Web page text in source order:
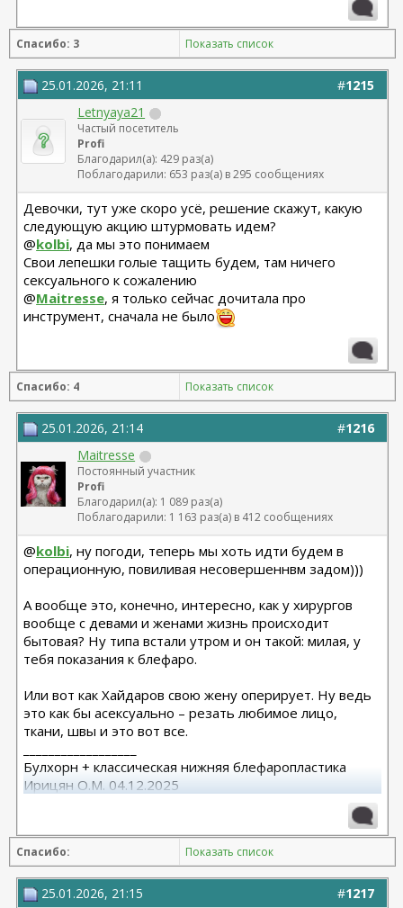
Спасибо: 3 Показать список
#1215
25.01.2026, 21:11
Letnyaya21
Частый посетитель
Profi
Благодарил(а): 429 раз(а)
Поблагодарили: 653 раз(а) в 295 сообщениях
Девочки, тут уже скоро усё, решение скажут, какую
следующую акцию штурмовать идем?
@kolbi, да мы это понимаем
Свои лепешки голые тащить будем, там ничего
сексуального к сожалению
@Maitresse, я только сейчас дочитала про
инструмент, сначала не было
Спасибо: 4 Показать список
#1216
25.01.2026, 21:14
Maitresse
Постоянный участник
Profi
Благодарил(а): 1 089 раз(а)
Поблагодарили: 1 163 раз(а) в 412 сообщениях
@kolbi, ну погоди, теперь мы хоть идти будем в
операционную, повиливая несовершеннвм задом)))
А вообще это, конечно, интересно, как у хирургов
вообще с девами и женами жизнь происходит
бытовая? Ну типа встали утром и он такой: милая, у
тебя показания к блефаро.
Или вот как Хайдаров свою жену оперирует. Ну ведь
это как бы асексуально – резать любимое лицо,
ткани, швы и это вот все.
Булхорн + классическая нижняя блефаропластика
Ирицян О.М. 04.12.2025
Расширенная абдоминопластика + липосакция 360 +
липофилинг средней трети лица Назоев К.В.
22.04.2026
Спасибо: Показать список
#1217
25.01.2026, 21:15